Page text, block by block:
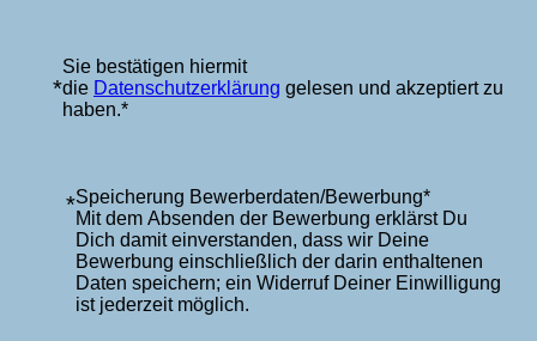
*
Sie bestätigen hiermit
die Datenschutzerklärung gelesen und akzeptiert zu
haben.*
*Speicherung Bewerberdaten/Bewerbung*
Mit dem Absenden der Bewerbung erklärst Du
Dich damit einverstanden, dass wir Deine
Bewerbung einschließlich der darin enthaltenen
Daten speichern; ein Widerruf Deiner Einwilligung
ist jederzeit möglich.